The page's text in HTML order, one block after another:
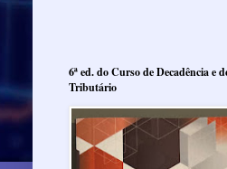
6ª ed. do Curso de Decadência e
Tributário